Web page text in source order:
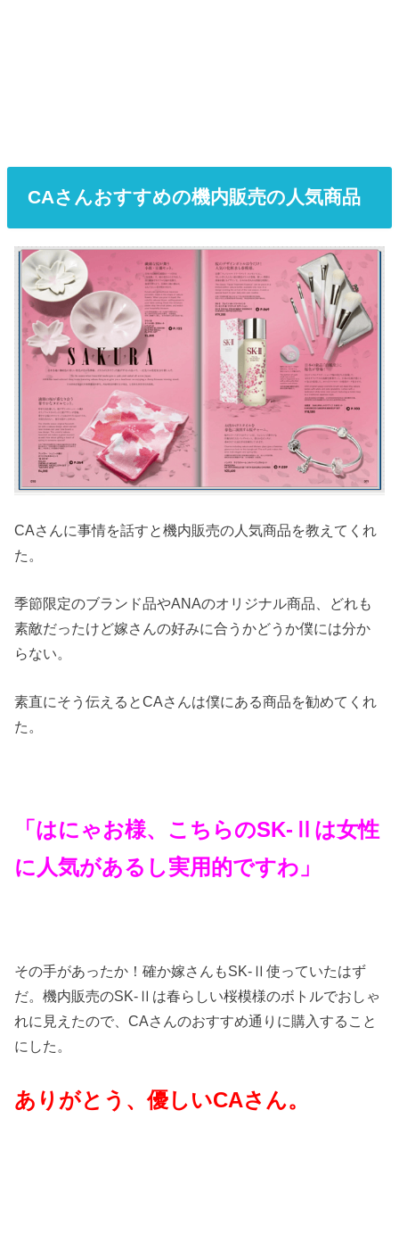
CAさんおすすめの機内販売の人気商品
CAさんに事情を話すと機内販売の人気商品を教えてくれ
た。
季節限定のブランド品やANAのオリジナル商品、どれも
素敵だったけど嫁さんの好みに合うかどうか僕には分か
らない。
素直にそう伝えるとCAさんは僕にある商品を勧めてくれ
た。
「はにゃお様、こちらのSK-Ⅱは女性
に人気があるし実用的ですわ」
その手があったか！確か嫁さんもSK-Ⅱ使っていたはず
だ。機内販売のSK-Ⅱは春らしい桜模様のボトルでおしゃ
れに見えたので、CAさんのおすすめ通りに購入すること
にした。
ありがとう、優しいCAさん。